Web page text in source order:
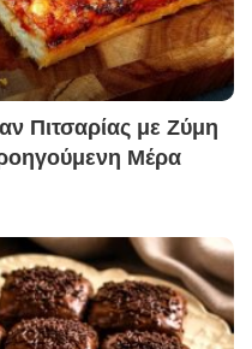
Πιτσαρίας με Ζύμη
Μέρα